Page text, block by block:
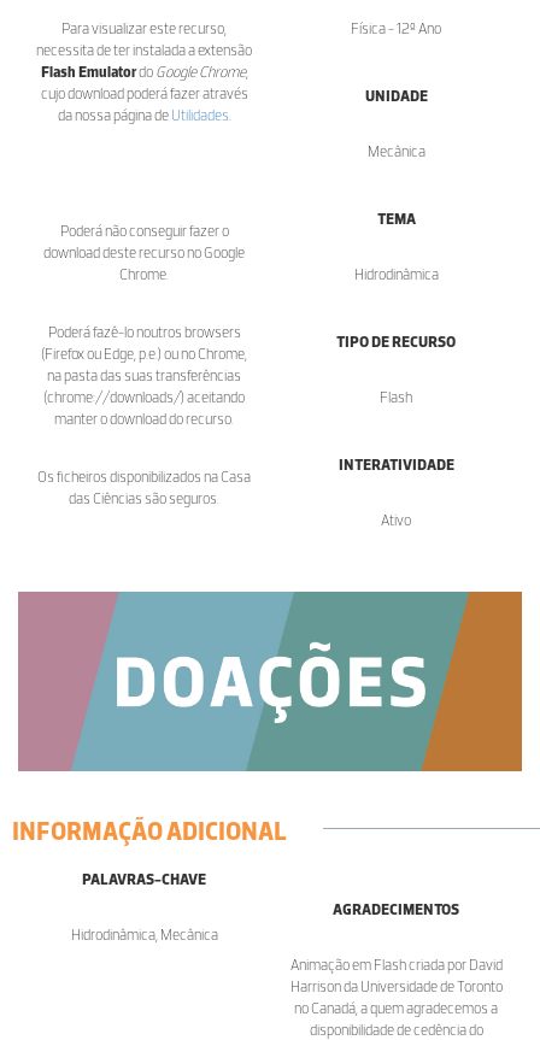
Para visualizar este recurso,
necessita de ter instalada a extensão
Flash Emulatordo Google Chrome,
cujo download poderá fazer através
da nossa página de Utilidades
Poderá não conseguir fazer o
download deste recurso no Google
Chrome.
Poderá fazê-lo noutros browsers
(Firefox ou Edge, p.e.) ou no Chrome,
na pasta das suas transferências
(chrome://downloads/) aceitando
manter o download do recurso.
Os ficheiros disponibilizados na Casa
das Ciências são seguros.
Física - 12º Ano
UNIDADE
Mecânica
TEMA
Hidrodinâmica
TIPO DE RECURSO
Flash
INTERATIVIDADE
Ativo
INFORMAÇÃO ADICIONAL
PALAVRAS-CHAVE
Hidrodinâmica, Mecânica
AGRADECIMENTOS
Animação em Flash criada por David
Harrison da Universidade de Toronto
no Canadá, a quem agradecemos a
disponibilidade de cedência do